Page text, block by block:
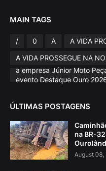
MAIN TAGS
/ 0 A
A VIDA
A VIDA PROSSEGUE NA
a empresa Júnior Moto
evento Destaque Ouro
ÚLTIMAS POSTAGENS
na BR-
August 08,